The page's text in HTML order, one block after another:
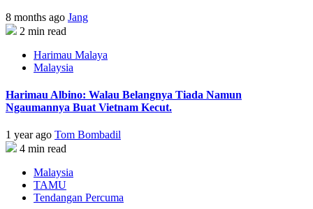
8 months ago Jang
2 min read
Harimau Malaya
Malaysia
Harimau Albino: Walau Belangnya Tiada Namun
Ngaumannya Buat Vietnam Kecut.
1 year ago Tom Bombadil
4 min read
Malaysia
TAMU
Tendangan Percuma